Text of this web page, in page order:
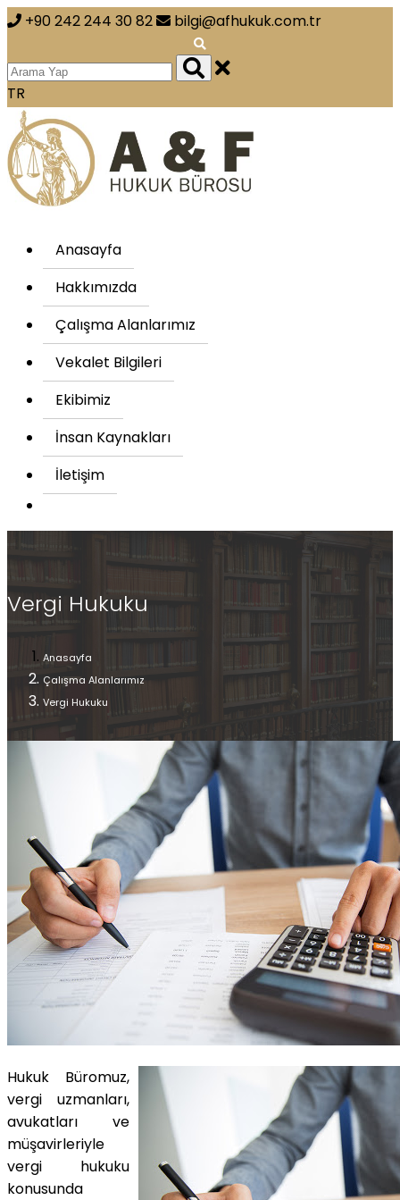
+90 242 244 30 82 bilgi@afhukuk.com.tr
TR
Anasayfa
Hakkımızda
Çalışma Alanlarımız
Vekalet Bilgileri
Ekibimiz
İnsan Kaynakları
İletişim
Vergi Hukuku
Anasayfa
Çalışma Alanlarımız
Vergi Hukuku
Hukuk Büromuz,
vergi uzmanları,
avukatları ve
müşavirleriyle
vergi hukuku
konusunda